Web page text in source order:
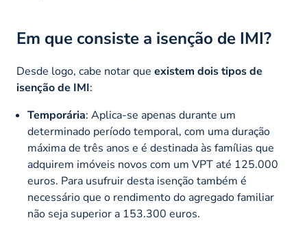
Em que consiste a isenção de IMI?
Desde logo, cabe notar que existem dois tipos de
isenção de IMI:
Temporária: Aplica-se apenas durante um
determinado período temporal, com uma duração
máxima de três anos e é destinada às famílias que
adquirem imóveis novos com um VPT até 125.000
euros. Para usufruir desta isenção também é
necessário que o rendimento do agregado familiar
não seja superior a 153.300 euros.